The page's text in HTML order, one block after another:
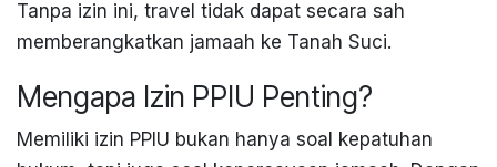
Tanpa izin ini, travel tidak dapat secara sah
memberangkatkan jamaah ke Tanah Suci.
Mengapa Izin PPIU Penting?
Memiliki izin PPIU bukan hanya soal kepatuhan